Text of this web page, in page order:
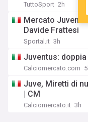
TuttoSport 2h
Mercato
Davide Frattesi
Sportal.it 3h
Juventus:
Calciomercato.com
Juve, Miretti di
| CM
Calciomercato.it 3h